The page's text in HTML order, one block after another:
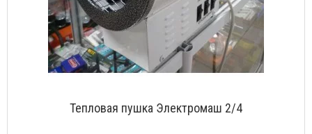
Тепловая пушка Электромаш 2/4